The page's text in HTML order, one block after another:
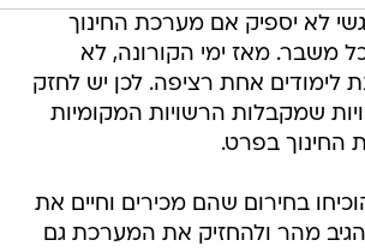
לא יספיק אם מערכת החינוך
משבר. מאז ימי הקורונה, לא
לימודים אחת רציפה. לכן יש לחזק
שמקבלות הרשויות המקומיות
החינוך בפרט.
בחירום שהם מכירים וחיים את
מהר ולהחזיק את המערכת גם